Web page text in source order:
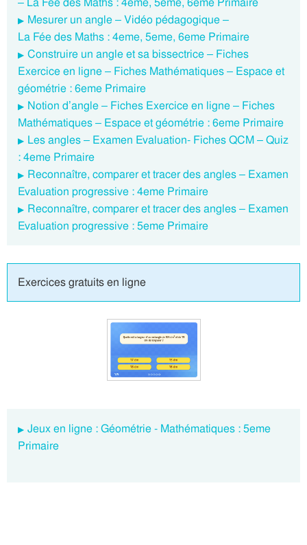
Mesurer un angle – Vidéo pédagogique –
La Fée des Maths : 4eme, 5eme, 6eme Primaire
Construire un angle et sa bissectrice – Fiches
Exercice en ligne – Fiches Mathématiques – Espace et
géométrie : 6eme Primaire
Notion d’angle – Fiches Exercice en ligne – Fiches
Mathématiques – Espace et géométrie : 6eme Primaire
Les angles – Examen Evaluation- Fiches QCM – Quiz
: 4eme Primaire
Reconnaître, comparer et tracer des angles – Examen
Evaluation progressive : 4eme Primaire
Reconnaître, comparer et tracer des angles – Examen
Evaluation progressive : 5eme Primaire
Exercices gratuits en ligne
Jeux en ligne : Géométrie - Mathématiques : 5eme
Primaire